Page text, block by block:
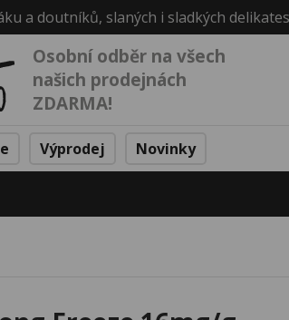
a doutníků, slaných i sladkých
Osobní odběr na všech
našich prodejnách
ZDARMA!
Výprodej Novinky